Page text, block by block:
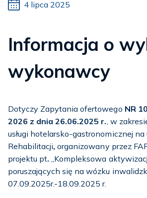
4 lipca 2025
Informacja o
wykonawcy
Dotyczy Zapytania ofertowego NR 10
2026 z dnia 26.06.2025 r. , w
usługi hotelarsko-gastronomicznej
Rehabilitacji, organizowany przez
projektu pt. „Kompleksowa
poruszających się na wózku
07.09.2025r.-18.09.2025 r.